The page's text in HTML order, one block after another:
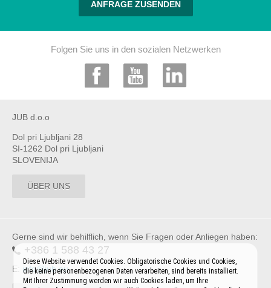
ANFRAGE ZUSENDEN
Folgen Sie uns in den sozialen Netzwerken
JUB d.o.o
Dol pri Ljubljani 28
SI-1262 Dol pri Ljubljani
SLOVENIJA
ÜBER UNS
Gerne sind wir behilflich, wenn Sie Fragen oder Anliegen haben:
+386 1 588 43 27
E: info@jub.eu
Diese Website verwendet Cookies. Obligatorische Cookies und Cookies,
die keine personenbezogenen Daten verarbeiten, sind bereits installiert.
Mit Ihrer Zustimmung werden wir auch Cookies laden, um Ihre